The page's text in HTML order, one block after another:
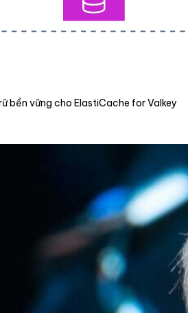
bền vững cho ElastiCache for Valkey